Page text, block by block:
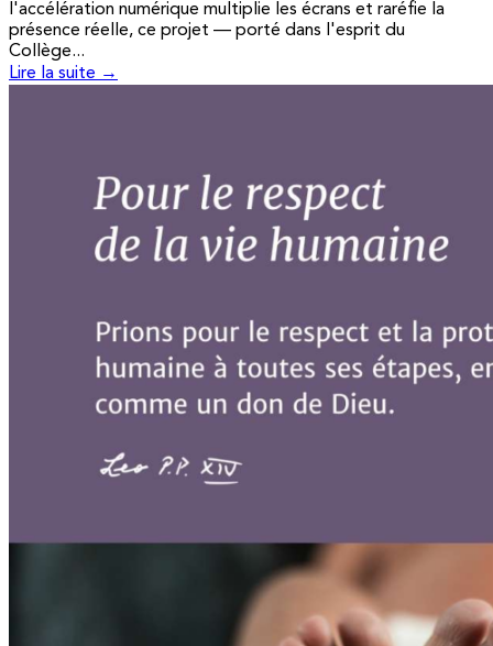
l'accélération numérique multiplie les écrans et raréfie la
présence réelle, ce projet — porté dans l'esprit du
Collège...
Lire la suite →